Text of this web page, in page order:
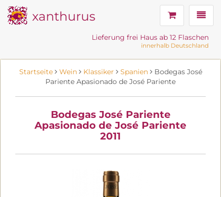
xanthurus
Lieferung frei Haus ab 12 Flaschen
innerhalb Deutschland
Startseite Wein Klassiker Spanien Bodegas José
Pariente Apasionado de José Pariente
Bodegas José Pariente
Apasionado de José Pariente
2011